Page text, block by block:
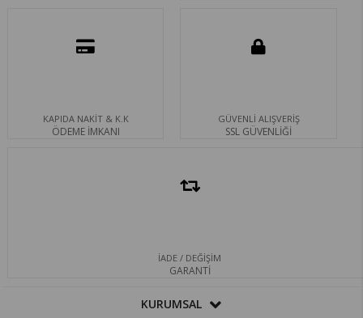
KAPIDA NAKİT & K.K
ÖDEME İMKANI
GÜVENLİ ALIŞVERİŞ
SSL GÜVENLİĞİ
İADE / DEĞİŞİM
GARANTİ
KURUMSAL